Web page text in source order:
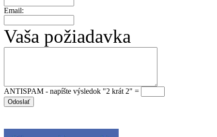
Email:
Vaša požiadavka
ANTISPAM - napíšte výsledok "2 krát 2" =